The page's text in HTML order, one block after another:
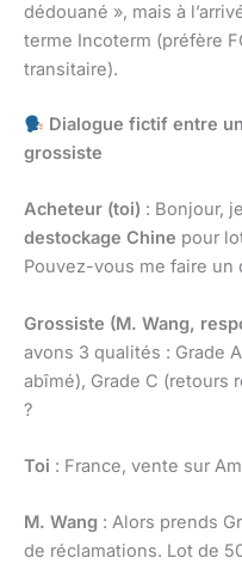
dédouané », mais à
terme Incoterm (préfère
transitaire).
Dialogue fictif entre
grossiste
Acheteur (toi) : Bonjour,
destockage Chine pour
Pouvez-vous me faire un
Grossiste (M. Wang,
avons 3 qualités : Grade
abîmé), Grade C (retours
?
Toi : France, vente sur
M. Wang : Alors prends
de réclamations. Lot de